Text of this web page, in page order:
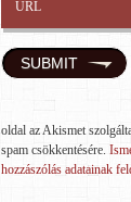
oldal az Akismet
spam csökkentésére.
hozzászólás adatainak